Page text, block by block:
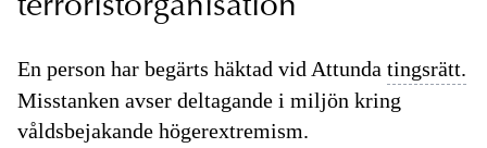
terroristorganisation
En person har begärts häktad vid Attunda tingsrätt.
Misstanken avser deltagande i miljön kring
våldsbejakande högerextremism.